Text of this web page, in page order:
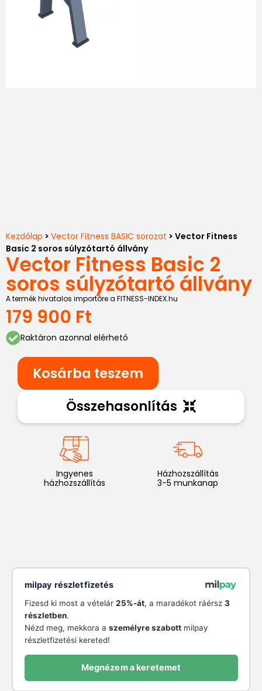
Kezdőlap > Vector Fitness BASIC sorozat > Vector Fitness
Basic 2 soros súlyzótartó állvány
Vector Fitness Basic 2
soros súlyzótartó állvány
A termék hivatalos importőre a FITNESS-INDEX.hu
179 900 Ft
Raktáron azonnal elérhető
Kosárba teszem
Összehasonlítás
Ingyenes
házhozszállítás
Házhozszállítás
3-5 munkanap
milpay részletfizetés
Fizesd ki most a vételár 25%-át, a maradékot ráérsz 3
részletben.
Nézd meg, mekkora a személyre szabottmilpay
részletfizetési kereted!
Megnézem a keretemet